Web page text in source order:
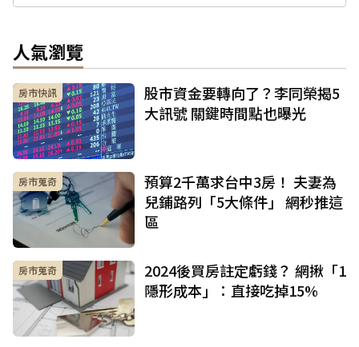
人氣瀏覽
房市快訊
股市資金要轉向了？李同榮揭5
大訊號 關鍵時間點也曝光
房市蒐奇
預算2千萬求台中3房！ 夫妻為
兒鋪路列「5大條件」 網秒推這
區
房市蒐奇
2024後買房註定虧錢？ 網揪「1
隱形成本」：直接吃掉15%